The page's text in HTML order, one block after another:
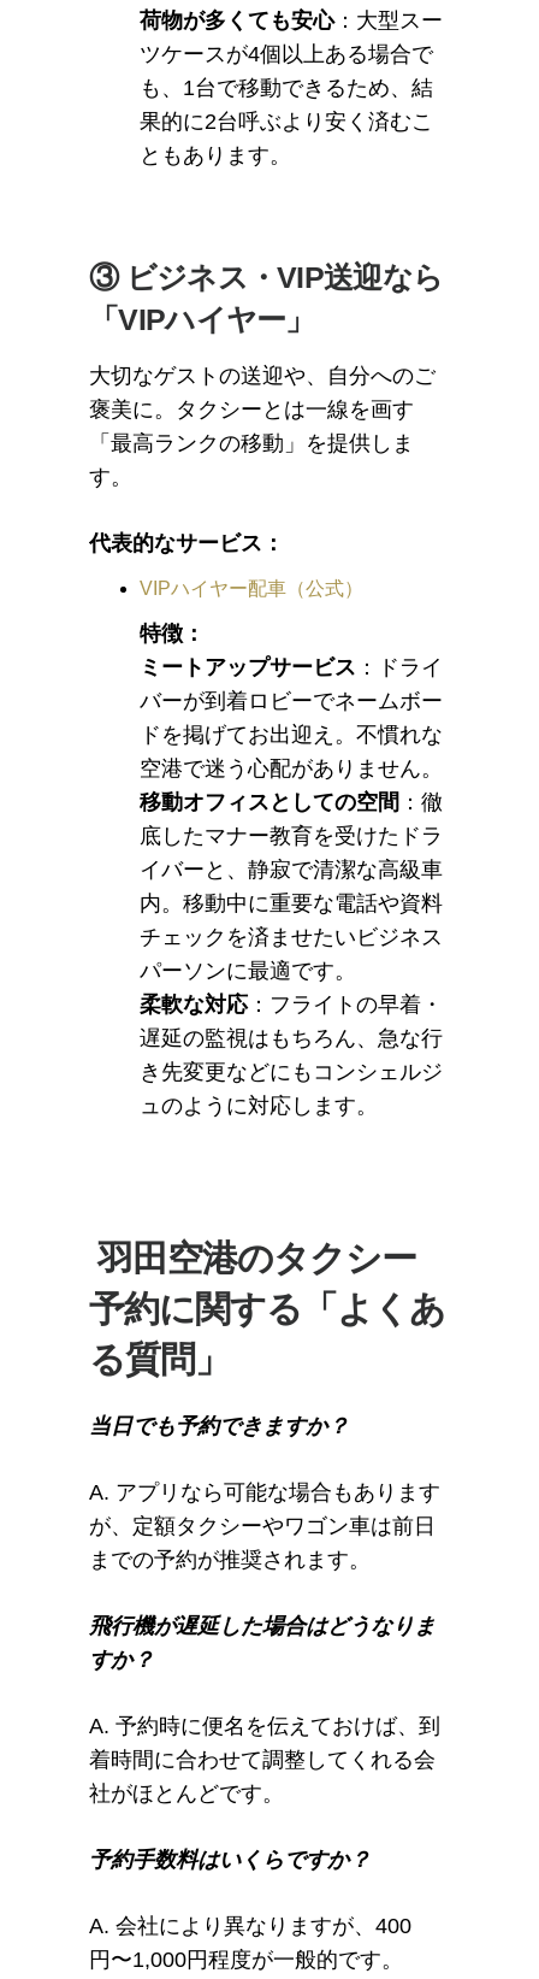
荷物が多くても安心：大型スー
ツケースが4個以上ある場合で
も、1台で移動できるため、結
果的に2台呼ぶより安く済むこ
ともあります。
③ ビジネス・VIP送迎なら
「VIPハイヤー」
大切なゲストの送迎や、自分へのご
褒美に。タクシーとは一線を画す
「最高ランクの移動」を提供しま
す。
代表的なサービス：
VIPハイヤー配車（公式）
特徴：
ミートアップサービス ：ドライ
バーが到着ロビーでネームボー
ドを掲げてお出迎え。不慣れな
空港で迷う心配がありません。
移動オフィスとしての空間 ：徹
底したマナー教育を受けたドラ
イバーと、静寂で清潔な高級車
内。移動中に重要な電話や資料
チェックを済ませたいビジネス
パーソンに最適です。
柔軟な対応：フライトの早着・
遅延の監視はもちろん、急な行
き先変更などにもコンシェルジ
ュのように対応します。
羽田空港のタクシー
予約に関する「よくあ
る質問」
当日でも予約できますか？
A. アプリなら可能な場合もあります
が、定額タクシーやワゴン車は前日
までの予約が推奨されます。
飛行機が遅延した場合はどうなりま
すか？
A. 予約時に便名を伝えておけば、到
着時間に合わせて調整してくれる会
社がほとんどです。
予約手数料はいくらですか？
A. 会社により異なりますが、400
円〜1,000円程度が一般的です。